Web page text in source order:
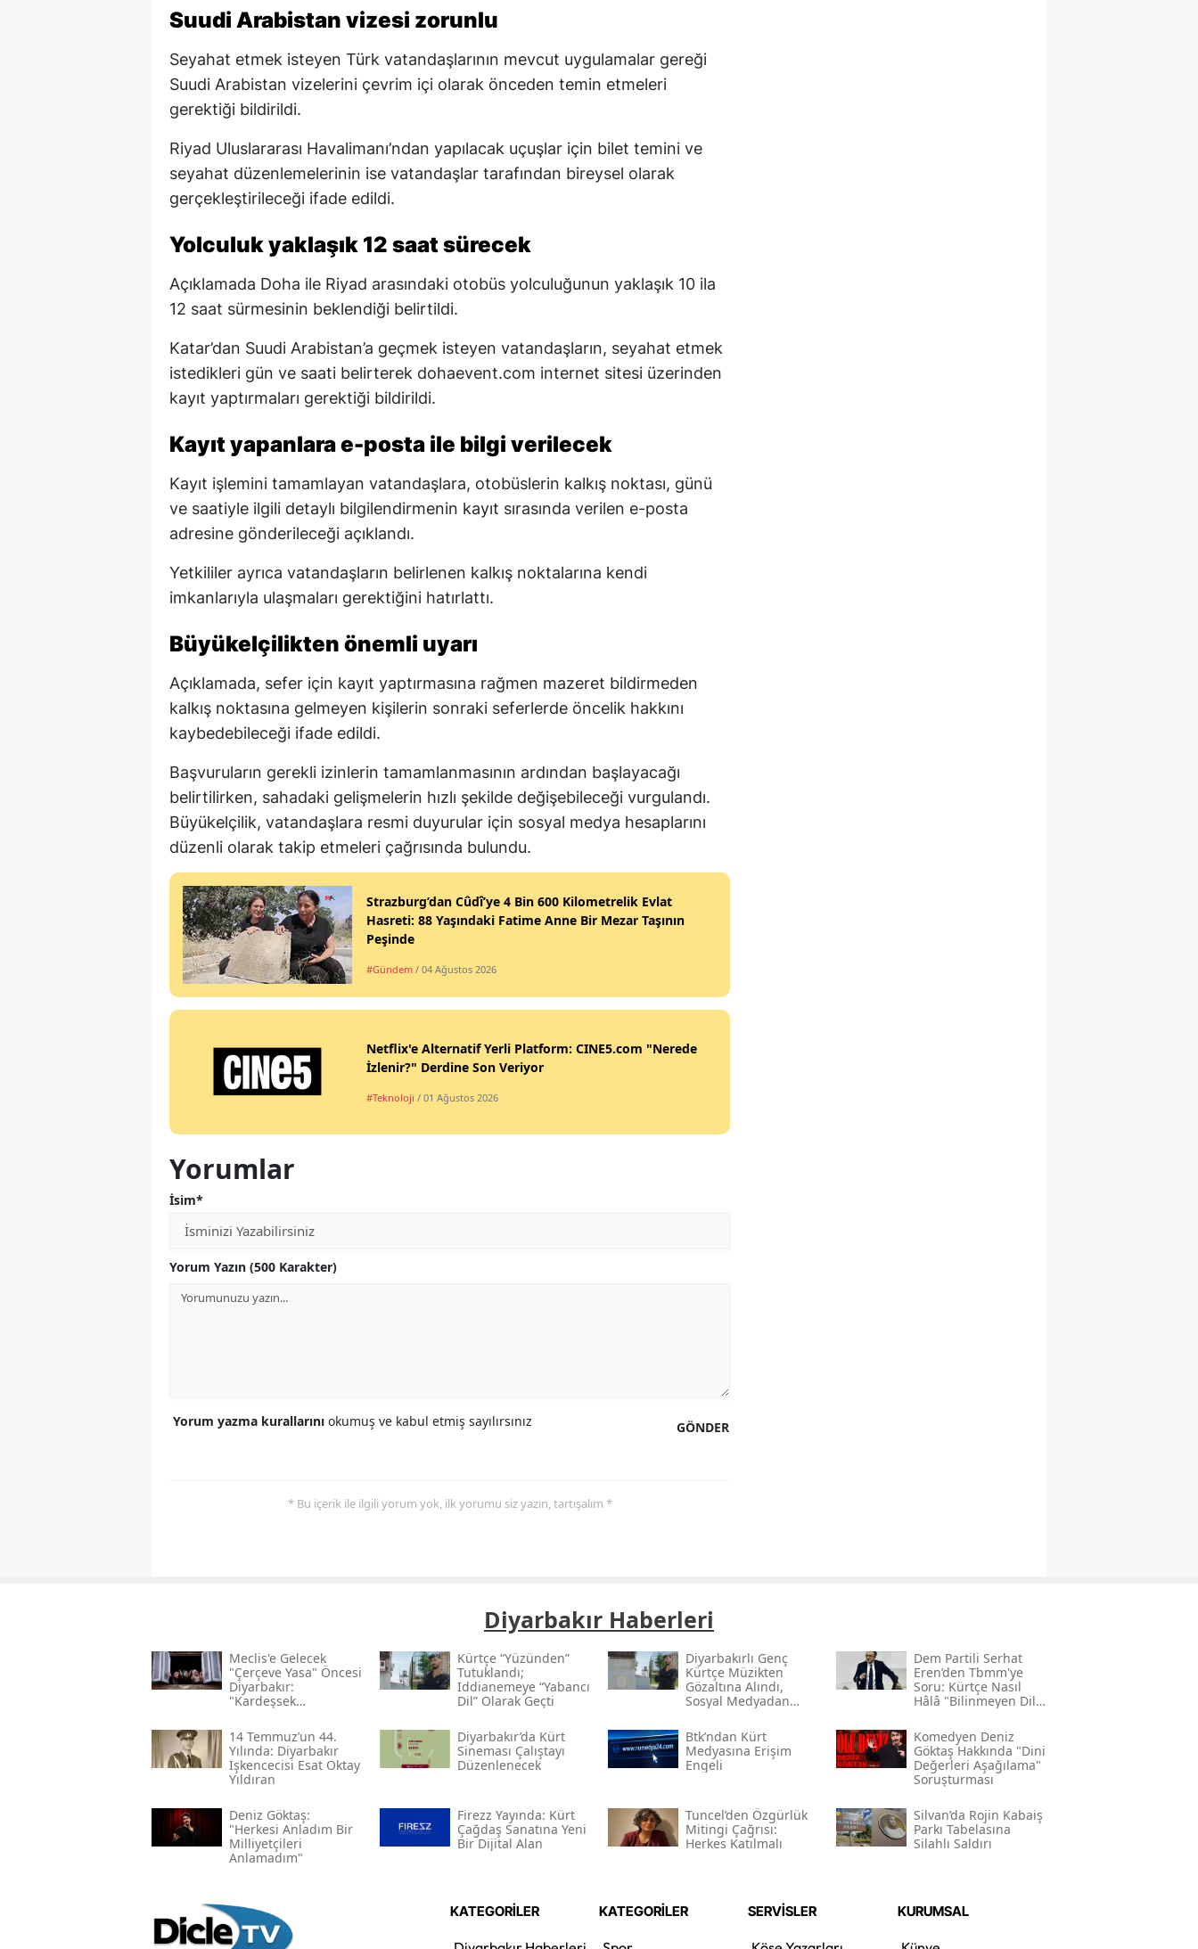
Suudi Arabistan vizesi zorunlu
Seyahat etmek isteyen Türk vatandaşlarının mevcut uygulamalar gereği
Suudi Arabistan vizelerini çevrim içi olarak önceden temin etmeleri
gerektiği bildirildi.
Riyad Uluslararası Havalimanı’ndan yapılacak uçuşlar için bilet temini ve
seyahat düzenlemelerinin ise vatandaşlar tarafından bireysel olarak
gerçekleştirileceği ifade edildi.
Yolculuk yaklaşık 12 saat sürecek
Açıklamada Doha ile Riyad arasındaki otobüs yolculuğunun yaklaşık 10 ila
12 saat sürmesinin beklendiği belirtildi.
Katar’dan Suudi Arabistan’a geçmek isteyen vatandaşların, seyahat etmek
istedikleri gün ve saati belirterek dohaevent.com internet sitesi üzerinden
kayıt yaptırmaları gerektiği bildirildi.
Kayıt yapanlara e-posta ile bilgi verilecek
Kayıt işlemini tamamlayan vatandaşlara, otobüslerin kalkış noktası, günü
ve saatiyle ilgili detaylı bilgilendirmenin kayıt sırasında verilen e-posta
adresine gönderileceği açıklandı.
Yetkililer ayrıca vatandaşların belirlenen kalkış noktalarına kendi
imkanlarıyla ulaşmaları gerektiğini hatırlattı.
Büyükelçilikten önemli uyarı
Açıklamada, sefer için kayıt yaptırmasına rağmen mazeret bildirmeden
kalkış noktasına gelmeyen kişilerin sonraki seferlerde öncelik hakkını
kaybedebileceği ifade edildi.
Başvuruların gerekli izinlerin tamamlanmasının ardından başlayacağı
belirtilirken, sahadaki gelişmelerin hızlı şekilde değişebileceği vurgulandı.
Büyükelçilik, vatandaşlara resmi duyurular için sosyal medya hesaplarını
düzenli olarak takip etmeleri çağrısında bulundu.
Strazburg’dan Cûdî’ye 4 Bin 600 Kilometrelik Evlat
Hasreti: 88 Yaşındaki Fatime Anne Bir Mezar Taşının
Peşinde
#Gündem / 04 Ağustos 2026
Netflix'e Alternatif Yerli Platform: CINE5.com "Nerede
İzlenir?" Derdine Son Veriyor
#Teknoloji / 01 Ağustos 2026
Yorumlar
İsim*
Yorum Yazın (500 Karakter)
GÖNDER
Yorum yazma kurallarını okumuş ve kabul etmiş sayılırsınız
* Bu içerik ile ilgili yorum yok, ilk yorumu siz yazın, tartışalım *
Diyarbakır Haberleri
Meclis'e Gelecek
"çerçeve Yasa" Öncesi
Diyarbakır:
"kardeşsek
Kürtçe “yüzünden”
Tutuklandı;
Iddianemeye “yabancı
Dil” Olarak Geçti
Diyarbakırlı Genç
Kürtçe Müzikten
Gözaltına Alındı,
Sosyal Medyadan
Dem Partili Serhat
Eren’den Tbmm'ye
Soru: Kürtçe Nasıl
Hâlâ "bilinmeyen Dil"
Gerekçesi Nedir?"
14 Temmuz’un 44.
Yılında: Diyarbakır
Işkencecisi Esat Oktay
Yıldıran
Diyarbakır’da Kürt
Sineması Çalıştayı
Düzenlenecek
Btk’ndan Kürt
Medyasına Erişim
Engeli
Komedyen Deniz
Göktaş Hakkında "dini
Değerleri Aşağılama"
Soruşturması
Deniz Göktaş:
"herkesi Anladım Bir
Milliyetçileri
Anlamadım"
Firezz Yayında: Kürt
Çağdaş Sanatına Yeni
Bir Dijital Alan
Tuncel’den Özgürlük
Mitingi Çağrısı:
Herkes Katılmalı
Silvan’da Rojin Kabaiş
Parkı Tabelasına
Silahlı Saldırı
KATEGORİLER KATEGORİLER SERVİSLER KURUMSAL